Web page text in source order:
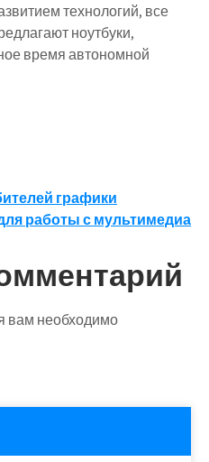
технологий, все
ноутбуки,
время автономной
графики
работы с мультимедиа
вам необходимо